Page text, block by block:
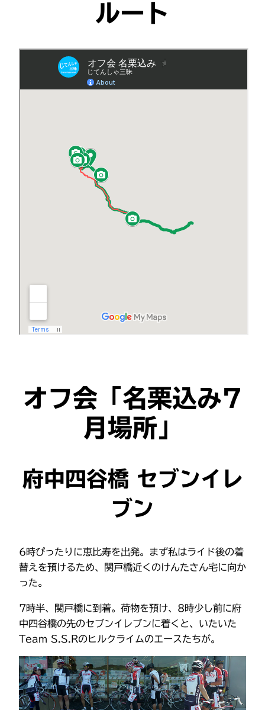
ルート
オフ会「名栗込み7
月場所」
府中四谷橋 セブンイレ
ブン
6時ぴったりに恵比寿を出発。まず私はライド後の着
替えを預けるため、関戸橋近くのけんたさん宅に向か
った。
7時半、関戸橋に到着。荷物を預け、8時少し前に府
中四谷橋の先のセブンイレブンに着くと、いたいた
Team S.S.Rのヒルクライムのエースたちが。